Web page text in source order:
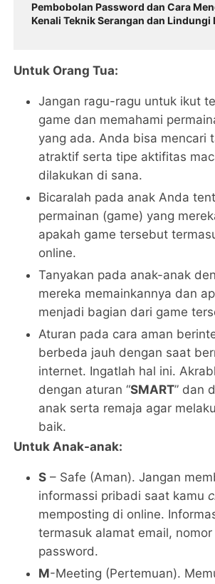
Pembobolan Password dan Cara
Kenali Teknik Serangan dan Lindungi
Untuk Orang Tua:
Jangan ragu-ragu untuk ikut
game dan memahami
yang ada. Anda bisa mencari
atraktif serta tipe aktifitas
dilakukan di sana.
Bicaralah pada anak Anda
permainan (game) yang
apakah game tersebut
online.
Tanyakan pada anak-anak
mereka memainkannya dan
menjadi bagian dari game
Aturan pada cara aman
berbeda jauh dengan saat
internet. Ingatlah hal ini.
dengan aturan “SMART” dan
anak serta remaja agar
baik.
Untuk Anak-anak:
S – Safe (Aman). Jangan
informassi pribadi saat kamu
memposting di online.
termasuk alamat email,
password.
M-Meeting (Pertemuan).